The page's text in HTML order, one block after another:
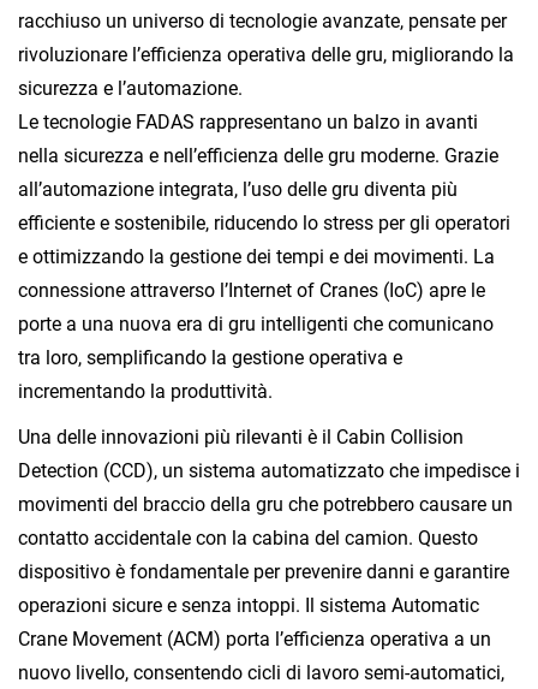
racchiuso un universo di tecnologie avanzate, pensate per
rivoluzionare l’efficienza operativa delle gru, migliorando la
sicurezza e l’automazione.
Le tecnologie FADAS rappresentano un balzo in avanti
nella sicurezza e nell’efficienza delle gru moderne. Grazie
all’automazione integrata, l’uso delle gru diventa più
efficiente e sostenibile, riducendo lo stress per gli operatori
e ottimizzando la gestione dei tempi e dei movimenti. La
connessione attraverso l’Internet of Cranes (IoC) apre le
porte a una nuova era di gru intelligenti che comunicano
tra loro, semplificando la gestione operativa e
incrementando la produttività.
Una delle innovazioni più rilevanti è il Cabin Collision
Detection (CCD), un sistema automatizzato che impedisce i
movimenti del braccio della gru che potrebbero causare un
contatto accidentale con la cabina del camion. Questo
dispositivo è fondamentale per prevenire danni e garantire
operazioni sicure e senza intoppi. Il sistema Automatic
Crane Movement (ACM) porta l’efficienza operativa a un
nuovo livello, consentendo cicli di lavoro semi-automatici,